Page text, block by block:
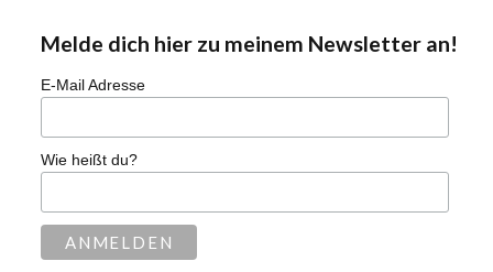
Melde dich hier zu meinem Newsletter an!
E-Mail Adresse
Wie heißt du?